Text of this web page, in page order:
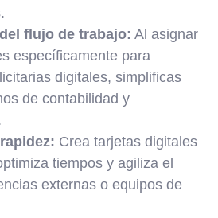
flujo de trabajo: Al asignar
específicamente para
digitales, simplificas
de contabilidad y
Crea tarjetas digitales
tiempos y agiliza el
externas o equipos de